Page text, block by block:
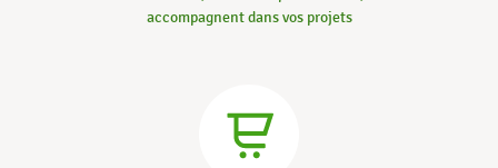
accompagnent dans vos projets